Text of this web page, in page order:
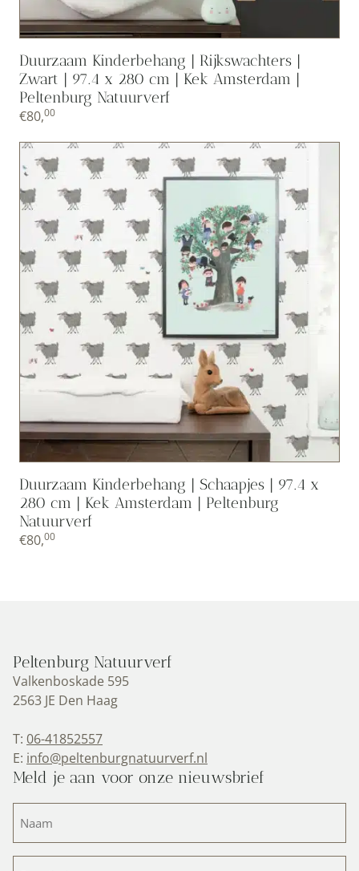
Duurzaam Kinderbehang | Rijkswachters |
Zwart | 97.4 x 280 cm | Kek Amsterdam |
Peltenburg Natuurverf
€80,00
Duurzaam Kinderbehang | Schaapjes | 97.4 x
280 cm | Kek Amsterdam | Peltenburg
Natuurverf
€80,00
Peltenburg Natuurverf
Valkenboskade 595
2563 JE Den Haag
T: 06-41852557
E: info@peltenburgnatuurverf.nl
Meld je aan voor onze nieuwsbrief
(Vereist)